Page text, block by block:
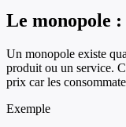
Le monopole
Un monopole existe
produit ou un service.
prix car les
Exemple